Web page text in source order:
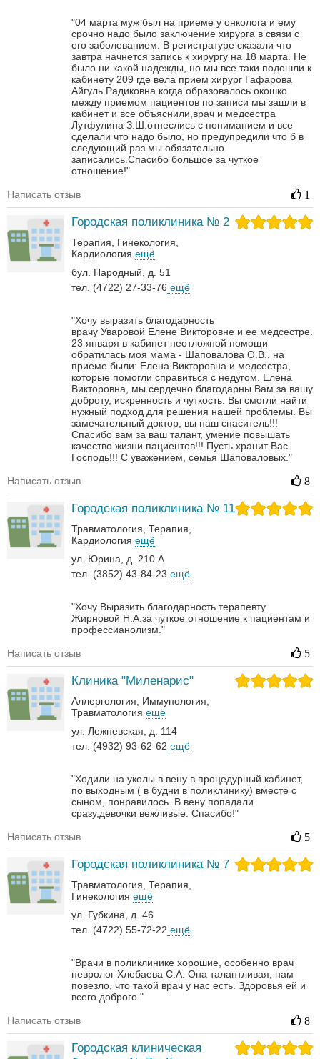
"04 марта муж был на приеме у онколога и ему
срочно надо было заключение хирурга в связи с
его заболеванием. В регистратуре сказали что
завтра начнется запись к хирургу на 18 марта. Не
было ни какой надежды, но мы все таки подошли к
кабинету 209 где вела прием хирург Гафарова
Айгуль Радиковна.когда образовалось окошко
между приемом пациентов по записи мы зашли в
кабинет и все объяснили,врач и медсестра
Лутфулина З.Ш.отнеслись с пониманием и все
сделали что надо было, но предупредили что б в
следующий раз мы обязательно
записались.Спасибо большое за чуткое
отношение!"
Написать отзыв 1
Городская поликлиника № 2
Терапия
Гинекология
Кардиология ещё
бул. Народный, д. 51
тел. (4722) 27-33-76 ещё
"Хочу выразить благодарность
врачу Уваровой Елене Викторовне и ее медсестре.
23 января в кабинет неотложной помощи
обратилась моя мама - Шаповалова О.В., на
приеме были: Елена Викторовна и медсестра,
которые помогли справиться с недугом. Елена
Викторовна, мы сердечно благодарны Вам за вашу
доброту, искренность и чуткость. Вы смогли найти
нужный подход для решения нашей проблемы. Вы
замечательный доктор, вы наш спаситель!!!
Спасибо вам за ваш талант, умение повышать
качество жизни пациентов!!! Пусть хранит Вас
Господь!!! С уважением, семья Шаповаловых."
Написать отзыв 8
Городская поликлиника № 11
Травматология Терапия
Кардиология ещё
ул. Юрина, д. 210 А
тел. (3852) 43-84-23 ещё
"Хочу Выразить благодарность терапевту
Жирновой Н.А.за чуткое отношение к пациентам и
профессианолизм."
Написать отзыв 5
Клиника "Миленарис"
Аллергология
Иммунология
Травматология ещё
ул. Лежневская, д. 114
тел. (4932) 93-62-62 ещё
"Ходили на уколы в вену в процедурный кабинет,
по выходным ( в будни в поликлинику) вместе с
сыном, понравилось. В вену попадали
сразу,девочки вежливые. Спасибо!"
Написать отзыв 5
Городская поликлиника № 7
Травматология Терапия
Гинекология ещё
ул. Губкина, д. 46
тел. (4722) 55-72-22 ещё
"Врачи в поликлинике хорошие, особенно врач
невролог Хлебаева С.А. Она талантливая, нам
повезло, что такой врач у нас есть. Здоровья ей и
всего доброго."
Написать отзыв 8
Городская клиническая